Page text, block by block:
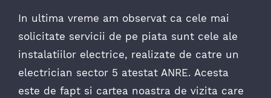
In ultima vreme am observat ca cele mai
solicitate servicii de pe piata sunt cele ale
instalatiilor electrice, realizate de catre un
electrician sector 5 atestat ANRE. Acesta
este de fapt si cartea noastra de vizita care